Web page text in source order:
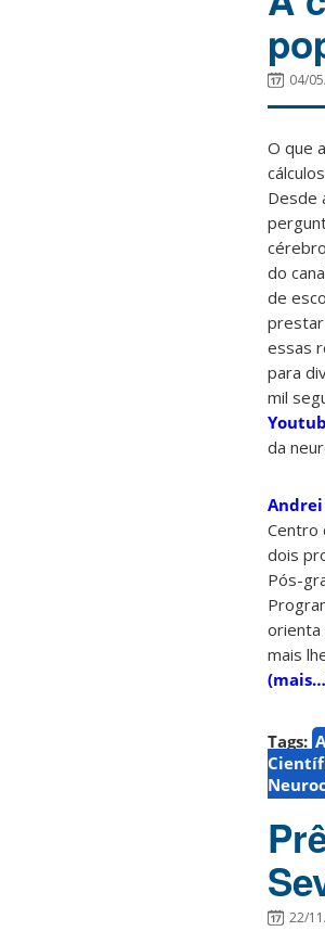
04/
O que
Desde
do
de
essas
para
mil
da
Andrei
Centro
dois
Pós-
orienta
mais
Tags:
22/